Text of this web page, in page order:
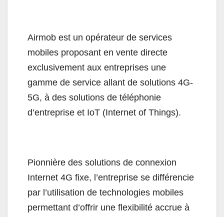
Airmob est un opérateur de services
mobiles proposant en vente directe
exclusivement aux entreprises une
gamme de service allant de solutions 4G-
5G, à des solutions de téléphonie
d’entreprise et IoT (Internet of Things).
Pionnière des solutions de connexion
Internet 4G fixe, l’entreprise se différencie
par l’utilisation de technologies mobiles
permettant d’offrir une flexibilité accrue à